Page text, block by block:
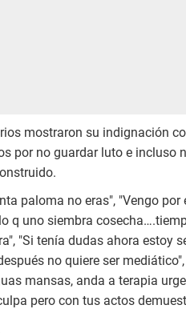
mostraron su indignación
por no guardar luto e incluso
paloma no eras", "Vengo
q uno siembra
"Si tenía dudas ahora estoy
no quiere ser
mansas, anda a terapia
pero con tus actos